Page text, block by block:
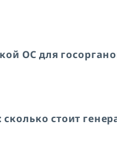
ОС для
стоит